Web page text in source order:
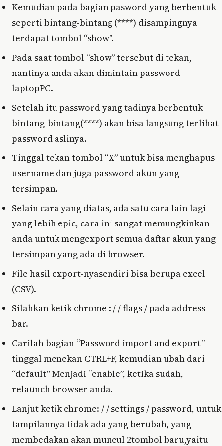
Kemudian pada bagian pasword yang berbentuk
seperti bintang-bintang (****) disampingnya
terdapat tombol “show”.
Pada saat tombol “show” tersebut di tekan,
nantinya anda akan dimintain password
laptopPC.
Setelah itu password yang tadinya berbentuk
bintang-bintang(****) akan bisa langsung terlihat
password aslinya.
Tinggal tekan tombol “X” untuk bisa menghapus
username dan juga password akun yang
tersimpan.
Selain cara yang diatas, ada satu cara lain lagi
yang lebih epic, cara ini sangat memungkinkan
anda untuk mengexport semua daftar akun yang
tersimpan yang ada di browser.
File hasil export-nyasendiri bisa berupa excel
(CSV).
Silahkan ketik chrome : / / flags / pada address
bar.
Carilah bagian “Password import and export”
tinggal menekan CTRL+F, kemudian ubah dari
“default” Menjadi “enable”, ketika sudah,
relaunch browser anda.
Lanjut ketik chrome: / / settings / password, untuk
tampilannya tidak ada yang berubah, yang
membedakan akan muncul 2tombol baru,yaitu